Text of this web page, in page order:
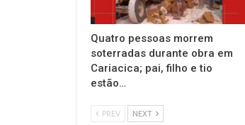
Quatro pessoas morrem
soterradas durante obra em
Cariacica; pai, filho e tio
estão…
PREV NEXT